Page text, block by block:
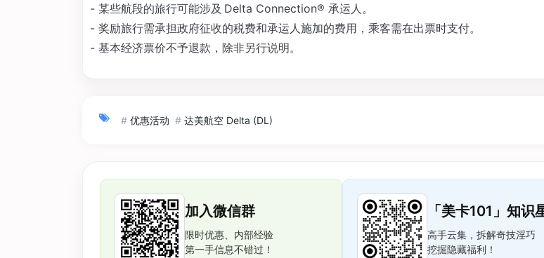
- 某些航段的旅行可能涉及 Delta Connection® 承运人。
- 奖励旅行需承担政府征收的税费和承运人施加的费用，乘客需在出票时支付。
- 基本经济票价不予退款，除非另行说明。
# 优惠活动 # 达美航空 Delta (DL)
加入微信群
限时优惠、内部经验
第一手信息不错过！
「美卡101」知识
高手云集，拆解奇技淫巧
挖掘隐藏福利！